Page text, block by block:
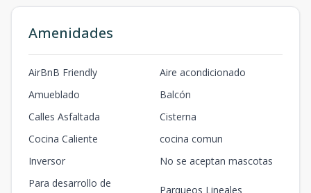
Amenidades
AirBnB Friendly
Aire acondicionado
Amueblado
Balcón
Calles Asfaltada
Cisterna
Cocina Caliente
cocina comun
Inversor
No se aceptan mascotas
Para desarrollo de
Parqueos Lineales